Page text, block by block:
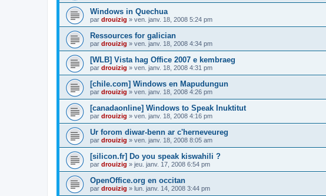
Windows in Quechua
par drouizig » ven. janv. 18, 2008 5:24 pm
Ressources for galician
par drouizig » ven. janv. 18, 2008 4:34 pm
[WLB] Vista hag Office 2007 e kembraeg
par drouizig » ven. janv. 18, 2008 4:31 pm
[chile.com] Windows en Mapudungun
par drouizig » ven. janv. 18, 2008 4:26 pm
[canadaonline] Windows to Speak Inuktitut
par drouizig » ven. janv. 18, 2008 4:16 pm
Ur forom diwar-benn ar c'herneveureg
par drouizig » ven. janv. 18, 2008 8:05 am
[silicon.fr] Do you speak kiswahili ?
par drouizig » jeu. janv. 17, 2008 6:54 pm
OpenOffice.org en occitan
par drouizig » lun. janv. 14, 2008 3:44 pm